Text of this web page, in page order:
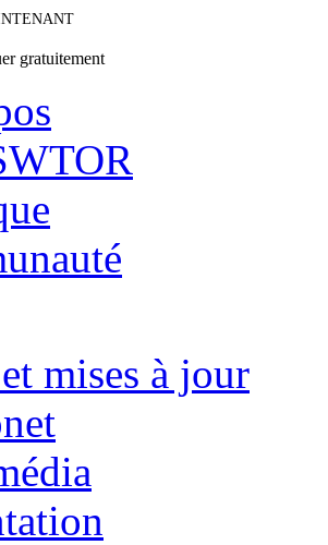
gratuitement
mises à jour